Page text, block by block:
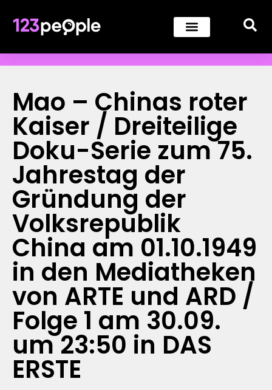
Mao – Chinas roter
Kaiser / Dreiteilige
Doku-Serie zum 75.
Jahrestag der
Gründung der
Volksrepublik
China am 01.10.1949
in den Mediatheken
von ARTE und ARD /
Folge 1 am 30.09.
um 23:50 in DAS
ERSTE